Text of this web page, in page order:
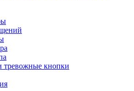
тревожные кнопки